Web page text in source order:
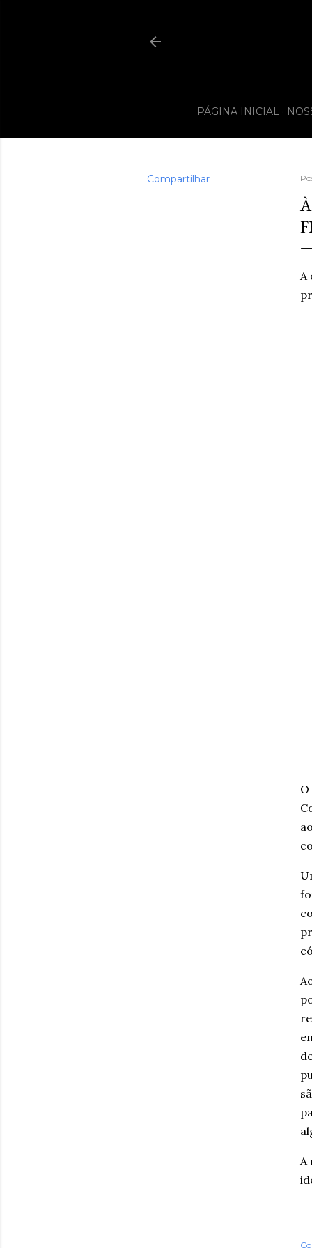
PÁGINA INICIAL
Compartilhar
A
A